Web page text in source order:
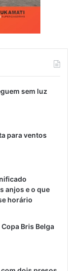
sem luz
para ventos
anjos e o que
horário
Bris Belga